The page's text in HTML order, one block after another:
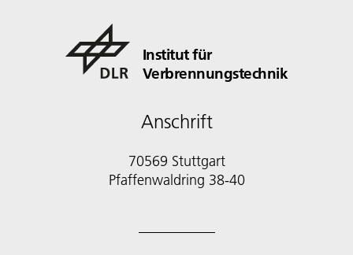
Institut für
Verbrennungstechnik
Anschrift
70569 Stuttgart
Pfaffenwaldring 38-40